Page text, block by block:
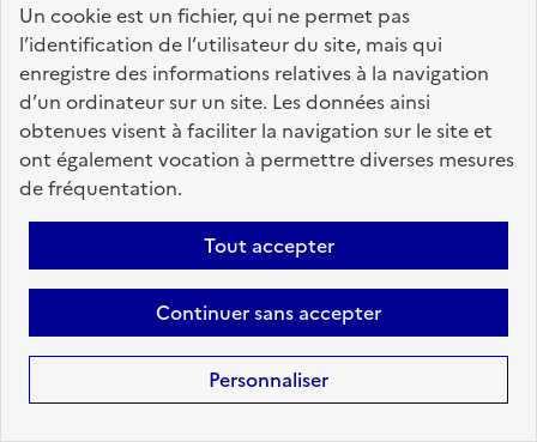
Un cookie est un fichier, qui ne permet pas
l’identification de l’utilisateur du site, mais qui
enregistre des informations relatives à la navigation
d’un ordinateur sur un site. Les données ainsi
obtenues visent à faciliter la navigation sur le site et
ont également vocation à permettre diverses mesures
de fréquentation.
Tout accepter
Continuer sans accepter
Personnaliser
DIETETICIEN
Médical et paramédical
Localisation :
Vosges(88)
Fonction publique :
Fonction publique Hospitalière
Employeur :
Centre Hospitalier Emile Durkheim d'Épinal
En ligne depuis le 15 juillet 2026
Ajouter aux favoris: DIETETICIEN